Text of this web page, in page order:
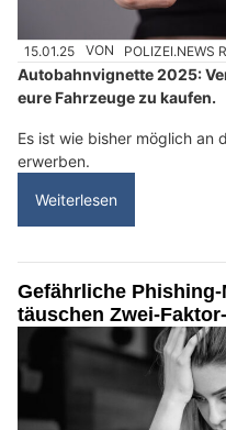
15.01.25 VON POLIZEI.NEWS
Autobahnvignette 2025:
eure Fahrzeuge zu kaufen.
Es ist wie bisher möglich an
erwerben.
Weiterlesen
Gefährliche
täuschen Zwei-